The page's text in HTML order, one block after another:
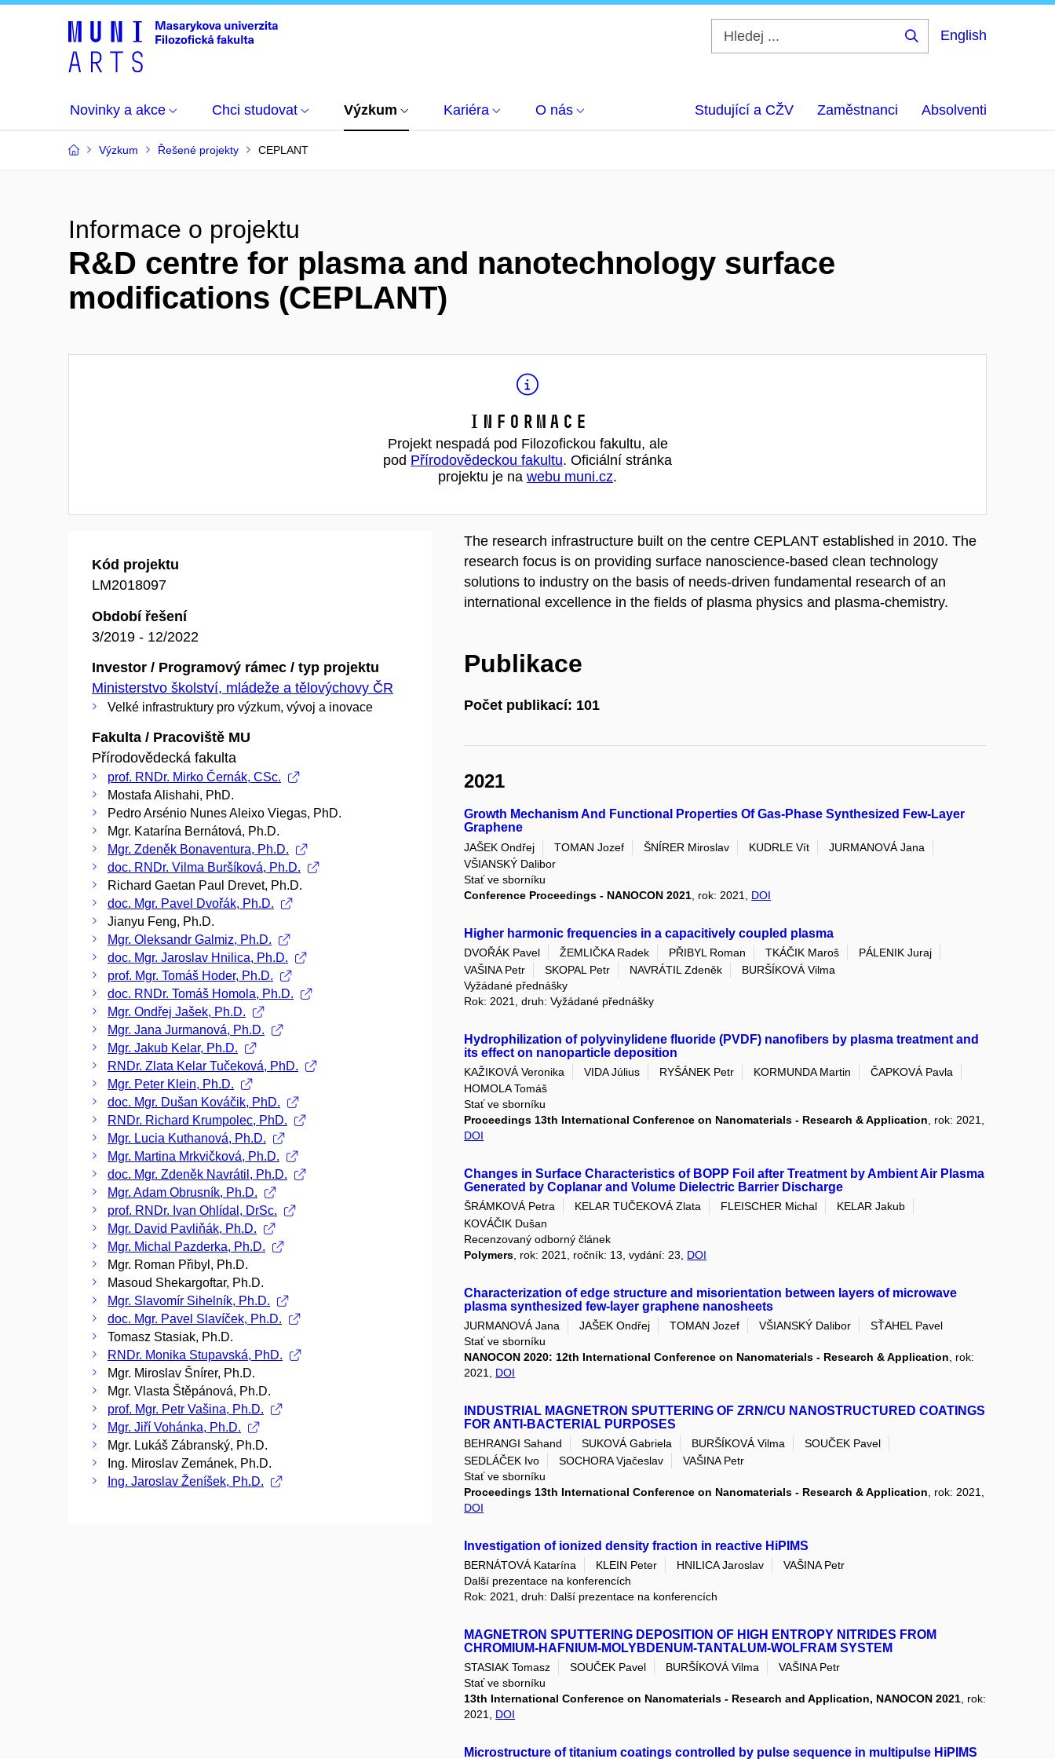
English
Novinky a akce Chci studovat Výzkum Kariéra O nás Studující a CŽV Zaměstnanci Absolventi
Výzkum Řešené projekty CEPLANT
Informace o projektu
R&D centre for plasma and nanotechnology surface
modifications (CEPLANT)
Informace
Projekt nespadá pod Filozofickou fakultu, ale
pod Přírodovědeckou fakultu. Oficiální stránka
projektu je na webu muni.cz.
Kód projektu
LM2018097
Období řešení
3/2019 - 12/2022
Investor / Programový rámec / typ projektu
Ministerstvo školství, mládeže a tělovýchovy ČR
Velké infrastruktury pro výzkum, vývoj a inovace
Fakulta / Pracoviště MU
Přírodovědecká fakulta
prof. RNDr. Mirko Černák, CSc.
Mostafa Alishahi, PhD.
Pedro Arsénio Nunes Aleixo Viegas, PhD.
Mgr. Katarína Bernátová, Ph.D.
Mgr. Zdeněk Bonaventura, Ph.D.
doc. RNDr. Vilma Buršíková, Ph.D.
Richard Gaetan Paul Drevet, Ph.D.
doc. Mgr. Pavel Dvořák, Ph.D.
Jianyu Feng, Ph.D.
Mgr. Oleksandr Galmiz, Ph.D.
doc. Mgr. Jaroslav Hnilica, Ph.D.
prof. Mgr. Tomáš Hoder, Ph.D.
doc. RNDr. Tomáš Homola, Ph.D.
Mgr. Ondřej Jašek, Ph.D.
Mgr. Jana Jurmanová, Ph.D.
Mgr. Jakub Kelar, Ph.D.
RNDr. Zlata Kelar Tučeková, PhD.
Mgr. Peter Klein, Ph.D.
doc. Mgr. Dušan Kováčik, PhD.
RNDr. Richard Krumpolec, PhD.
Mgr. Lucia Kuthanová, Ph.D.
Mgr. Martina Mrkvičková, Ph.D.
doc. Mgr. Zdeněk Navrátil, Ph.D.
Mgr. Adam Obrusník, Ph.D.
prof. RNDr. Ivan Ohlídal, DrSc.
Mgr. David Pavliňák, Ph.D.
Mgr. Michal Pazderka, Ph.D.
Mgr. Roman Přibyl, Ph.D.
Masoud Shekargoftar, Ph.D.
Mgr. Slavomír Sihelník, Ph.D.
doc. Mgr. Pavel Slavíček, Ph.D.
Tomasz Stasiak, Ph.D.
RNDr. Monika Stupavská, PhD.
Mgr. Miroslav Šnírer, Ph.D.
Mgr. Vlasta Štěpánová, Ph.D.
prof. Mgr. Petr Vašina, Ph.D.
Mgr. Jiří Vohánka, Ph.D.
Mgr. Lukáš Zábranský, Ph.D.
Ing. Miroslav Zemánek, Ph.D.
Ing. Jaroslav Ženíšek, Ph.D.
The research infrastructure built on the centre CEPLANT established in 2010. The
research focus is on providing surface nanoscience-based clean technology
solutions to industry on the basis of needs-driven fundamental research of an
international excellence in the fields of plasma physics and plasma-chemistry.
Publikace
Počet publikací: 101
2021
Growth Mechanism And Functional Properties Of Gas-Phase Synthesized Few-Layer
Graphene
JAŠEK Ondřej TOMAN Jozef ŠNÍRER Miroslav KUDRLE Vít
JURMANOVÁ Jana
VŠIANSKÝ Dalibor
Stať ve sborníku
Conference Proceedings - NANOCON 2021 , rok: 2021, DOI
Higher harmonic frequencies in a capacitively coupled plasma
DVOŘÁK Pavel ŽEMLIČKA Radek PŘIBYL Roman TKÁČIK Maroš
PÁLENIK Juraj
VAŠINA Petr
SKOPAL Petr NAVRÁTIL Zdeněk
BURŠÍKOVÁ Vilma
Vyžádané přednášky
Rok: 2021, druh: Vyžádané přednášky
Hydrophilization of polyvinylidene fluoride (PVDF) nanofibers by plasma treatment and
its effect on nanoparticle deposition
KAŽIKOVÁ Veronika VIDA Július RYŠÁNEK Petr KORMUNDA Martin
ČAPKOVÁ Pavla
HOMOLA Tomáš
Stať ve sborníku
Proceedings 13th International Conference on Nanomaterials - Research & Application , rok: 2021,
DOI
Changes in Surface Characteristics of BOPP Foil after Treatment by Ambient Air Plasma
Generated by Coplanar and Volume Dielectric Barrier Discharge
ŠRÁMKOVÁ Petra KELAR TUČEKOVÁ Zlata FLEISCHER Michal
KELAR Jakub
KOVÁČIK Dušan
Recenzovaný odborný článek
Polymers , rok: 2021, ročník: 13, vydání: 23, DOI
Characterization of edge structure and misorientation between layers of microwave
plasma synthesized few-layer graphene nanosheets
JURMANOVÁ Jana JAŠEK Ondřej TOMAN Jozef VŠIANSKÝ Dalibor
SŤAHEL Pavel
Stať ve sborníku
NANOCON 2020: 12th International Conference on Nanomaterials - Research & Application , rok:
2021, DOI
INDUSTRIAL MAGNETRON SPUTTERING OF ZRN/CU NANOSTRUCTURED COATINGS
FOR ANTI-BACTERIAL PURPOSES
BEHRANGI Sahand SUKOVÁ Gabriela BURŠÍKOVÁ Vilma
SOUČEK Pavel
SEDLÁČEK Ivo
SOCHORA Vjačeslav
VAŠINA Petr
Stať ve sborníku
Proceedings 13th International Conference on Nanomaterials - Research & Application , rok: 2021,
DOI
Investigation of ionized density fraction in reactive HiPIMS
BERNÁTOVÁ Katarína KLEIN Peter HNILICA Jaroslav
VAŠINA Petr
Další prezentace na konferencích
Rok: 2021, druh: Další prezentace na konferencích
MAGNETRON SPUTTERING DEPOSITION OF HIGH ENTROPY NITRIDES FROM
CHROMIUM-HAFNIUM-MOLYBDENUM-TANTALUM-WOLFRAM SYSTEM
STASIAK Tomasz SOUČEK Pavel BURŠÍKOVÁ Vilma
VAŠINA Petr
Stať ve sborníku
13th International Conference on Nanomaterials - Research and Application, NANOCON 2021, rok:
2021, DOI
Microstructure of titanium coatings controlled by pulse sequence in multipulse HiPIMS